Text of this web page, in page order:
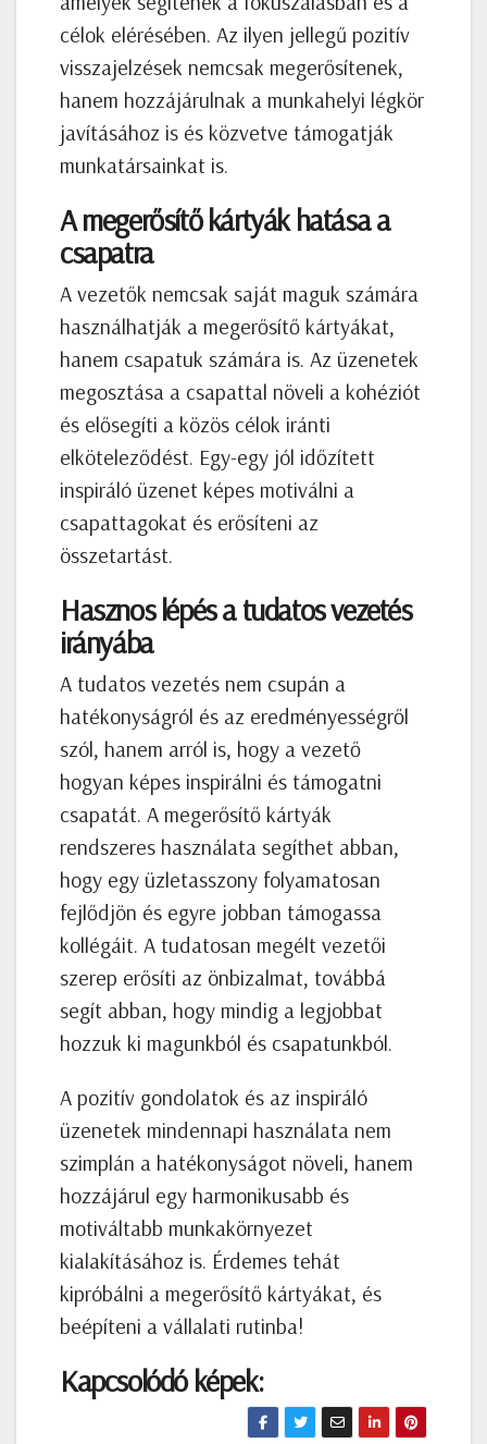
célok elérésében. Az ilyen jellegű pozitív
visszajelzések nemcsak megerősítenek,
hanem hozzájárulnak a munkahelyi légkör
javításához is és közvetve támogatják
munkatársainkat is.
A megerősítő kártyák hatása a
csapatra
A vezetők nemcsak saját maguk számára
használhatják a megerősítő kártyákat,
hanem csapatuk számára is. Az üzenetek
megosztása a csapattal növeli a kohéziót
és elősegíti a közös célok iránti
elköteleződést. Egy-egy jól időzített
inspiráló üzenet képes motiválni a
csapattagokat és erősíteni az
összetartást.
Hasznos lépés a tudatos vezetés
irányába
A tudatos vezetés nem csupán a
hatékonyságról és az eredményességről
szól, hanem arról is, hogy a vezető
hogyan képes inspirálni és támogatni
csapatát. A megerősítő kártyák
rendszeres használata segíthet abban,
hogy egy üzletasszony folyamatosan
fejlődjön és egyre jobban támogassa
kollégáit. A tudatosan megélt vezetői
szerep erősíti az önbizalmat, továbbá
segít abban, hogy mindig a legjobbat
hozzuk ki magunkból és csapatunkból.
A pozitív gondolatok és az inspiráló
üzenetek mindennapi használata nem
szimplán a hatékonyságot növeli, hanem
hozzájárul egy harmonikusabb és
motiváltabb munkakörnyezet
kialakításához is. Érdemes tehát
kipróbálni a megerősítő kártyákat, és
beépíteni a vállalati rutinba!
Kapcsolódó képek: